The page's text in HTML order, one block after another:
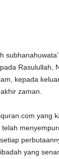
Rasulullah,
kepada
zaman.
yang
telah
yang